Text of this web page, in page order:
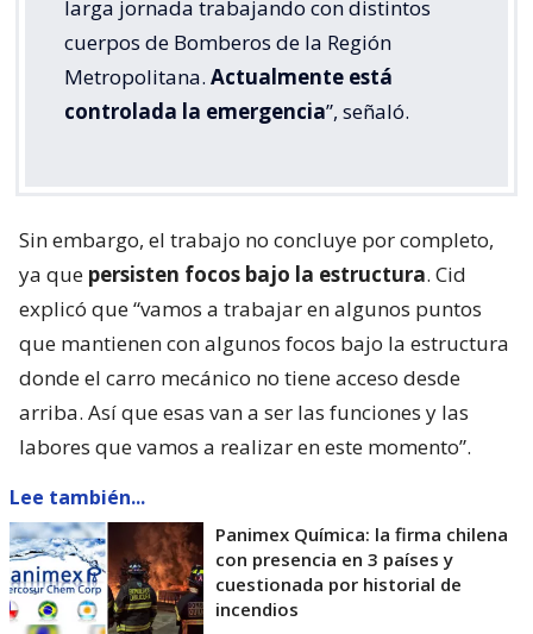
larga jornada trabajando con distintos
cuerpos de Bomberos de la Región
Metropolitana. Actualmente está
controlada la emergencia”, señaló.
Sin embargo, el trabajo no concluye por completo,
ya que persisten focos bajo la estructura. Cid
explicó que “vamos a trabajar en algunos puntos
que mantienen con algunos focos bajo la estructura
donde el carro mecánico no tiene acceso desde
arriba. Así que esas van a ser las funciones y las
labores que vamos a realizar en este momento”.
Lee también...
Panimex Química: la firma chilena
con presencia en 3 países y
cuestionada por historial de
incendios